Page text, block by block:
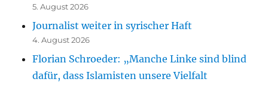
5. August 2026
Journalist weiter in syrischer Haft
4. August 2026
Florian Schroeder: „Manche Linke sind blind
dafür, dass Islamisten unsere Vielfalt